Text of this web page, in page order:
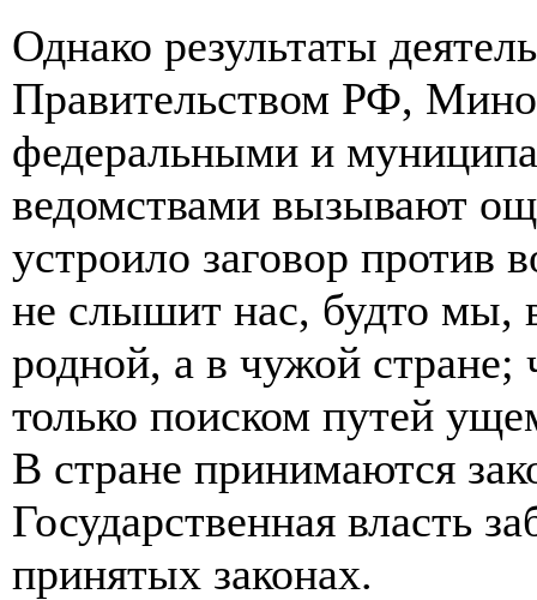
Однако результаты
Правительством РФ,
федеральными и
ведомствами вызывают
устроило заговор против
не слышит нас, будто мы,
родной, а в чужой стране;
только поиском путей
В стране принимаются
Государственная власть
принятых законах.